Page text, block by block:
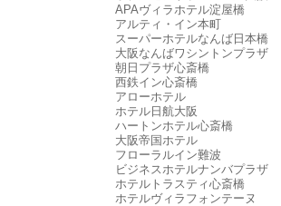
APAヴィラホテル淀屋橋
アルティ・イン本町
スーパーホテルなんば日本橋
大阪なんばワシントンプラザ
朝日プラザ心斎橋
西鉄イン心斎橋
アローホテル
ホテル日航大阪
ハートンホテル心斎橋
大阪帝国ホテル
フローラルイン難波
ビジネスホテルナンバプラザ
ホテルトラスティ心斎橋
ホテルヴィラフォンテーヌ